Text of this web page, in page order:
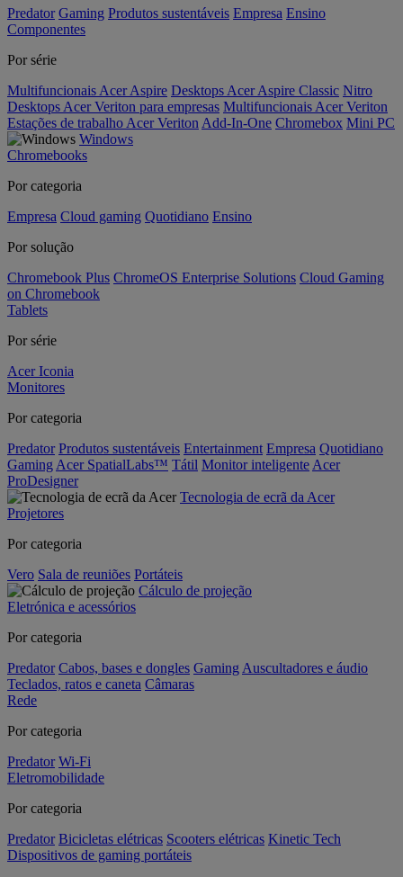
Predator Gaming Produtos sustentáveis Empresa Ensino
Componentes
Por série
Multifuncionais Acer Aspire Desktops Acer Aspire Classic Nitro
Desktops Acer Veriton para empresas Multifuncionais Acer Veriton
Estações de trabalho Acer Veriton Add-In-One Chromebox Mini PC
Windows
Chromebooks
Por categoria
Empresa Cloud gaming Quotidiano Ensino
Por solução
Chromebook Plus ChromeOS Enterprise Solutions Cloud Gaming
on Chromebook
Tablets
Por série
Acer Iconia
Monitores
Por categoria
Predator Produtos sustentáveis Entertainment Empresa Quotidiano
Gaming Acer SpatialLabs™ Tátil Monitor inteligente Acer
ProDesigner
Tecnologia de ecrã da Acer
Projetores
Por categoria
Vero Sala de reuniões Portáteis
Cálculo de projeção
Eletrónica e acessórios
Por categoria
Predator Cabos, bases e dongles Gaming Auscultadores e áudio
Teclados, ratos e caneta Câmaras
Rede
Por categoria
Predator Wi-Fi
Eletromobilidade
Por categoria
Predator Bicicletas elétricas Scooters elétricas Kinetic Tech
Dispositivos de gaming portáteis